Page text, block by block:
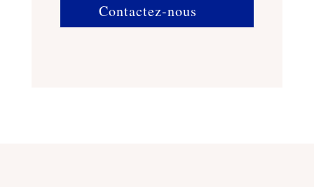
Contactez-nous